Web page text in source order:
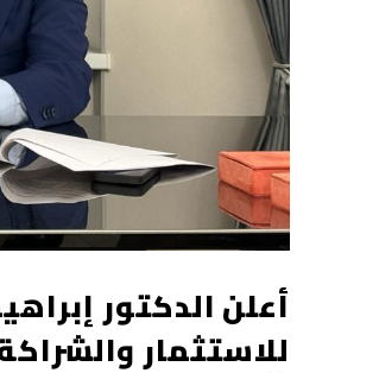
أعلن الدكتور
للاستثمار